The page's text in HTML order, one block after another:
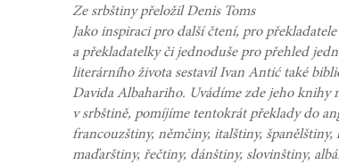
Ze srbštiny přeložil Denis Toms
Jako inspiraci pro další čtení, pro překladatele
a překladatelky či jednoduše pro přehled
literárního života sestavil Ivan Antić také
Davida Albahariho. Uvádíme zde jeho knihy
v srbštině, pomíjíme tentokrát překlady do
francouzštiny, němčiny, italštiny, španělštiny,
maďarštiny, řečtiny, dánštiny, slovinštiny,